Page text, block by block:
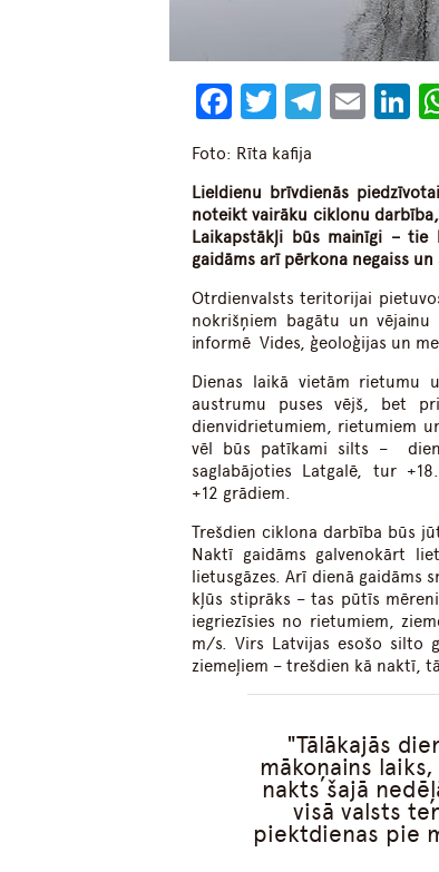
Facebook
Twitter
Foto: Rīta kafija
Lieldienu brīvdienās
noteikt vairāku ciklonu
Laikapstākļi būs mainīgi – tie
gaidāms arī pērkona negaiss un
Otrdienvalsts teritorijai
nokrišņiem bagātu un
informē Vides, ģeoloģijas un
Dienas laikā vietām rietumu
austrumu puses vējš, bet
dienvidrietumiem, rietumiem
vēl būs patīkami silts –
saglabājoties Latgalē, tur
+12 grādiem.
Trešdien ciklona darbība būs
Naktī gaidāms galvenokārt
lietusgāzes. Arī dienā gaidāms
kļūs stiprāks – tas pūtīs
iegriezīsies no rietumiem,
m/s. Virs Latvijas esošo silto
ziemeļiem – trešdien kā naktī,
Tālākajās
mākoņains
nakts šajā
visā valsts
piektdienas pie